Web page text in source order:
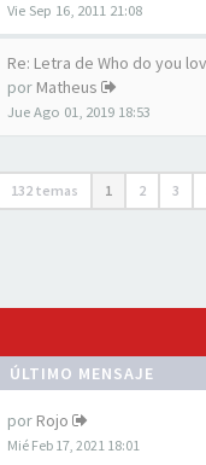
Vie Sep 16, 2011 21:08
por Matheus
Jue Ago 01, 2019 18:53
132 temas 1 2 3
ÚLTIMO MENSAJE
por Rojo
Mié Feb 17, 2021 18:01